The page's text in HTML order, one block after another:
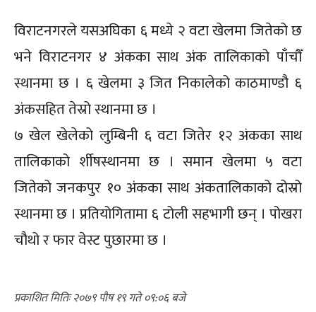
विराटनगरले यसअघिका ६ मध्ये २ वटा खेलमा जितेको छ
भने विराटनगर ४ अंकका साथ अंक तालिकाको पाँचौँ
स्थानमा छ । ६ खेलमा ३ जित निकालेको काठमाण्डौ ६
अंकसहित तेस्रो स्थानमा छ ।
७ खेल खेलेको लुम्बिनी ६ वटा जितेर १२ अंकका साथ
तालिकाको र्शीषस्थानमा छ । समान खेलमा ५ वटा
जितेको जनकपुर १० अंकका साथ अंकतालिकाको दोस्रो
स्थानमा छ । प्रतियोगितामा ६ टोली सहभागी छन् । पोखरा
चौथो र फार वेस्ट पुछारमा छ ।
२०७९ पौष १९ गते ०९:०६